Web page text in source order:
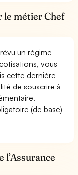
le métier Chef
un régime
vous
cette dernière
de souscrire à
(de base)
l’Assurance